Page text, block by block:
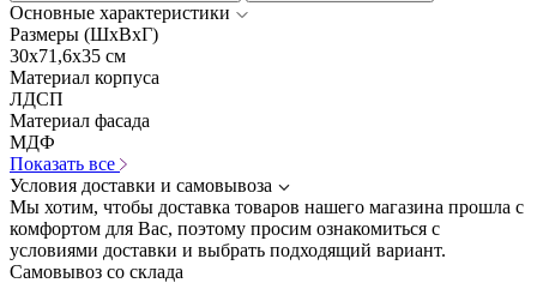
Основные характеристики
Размеры (ШхВхГ)
30x71,6x35 см
Материал корпуса
ЛДСП
Материал фасада
МДФ
Показать все
Условия доставки и самовывоза
Мы хотим, чтобы доставка товаров нашего магазина прошла с
комфортом для Вас, поэтому просим ознакомиться с
условиями доставки и выбрать подходящий вариант.
Самовывоз со склада